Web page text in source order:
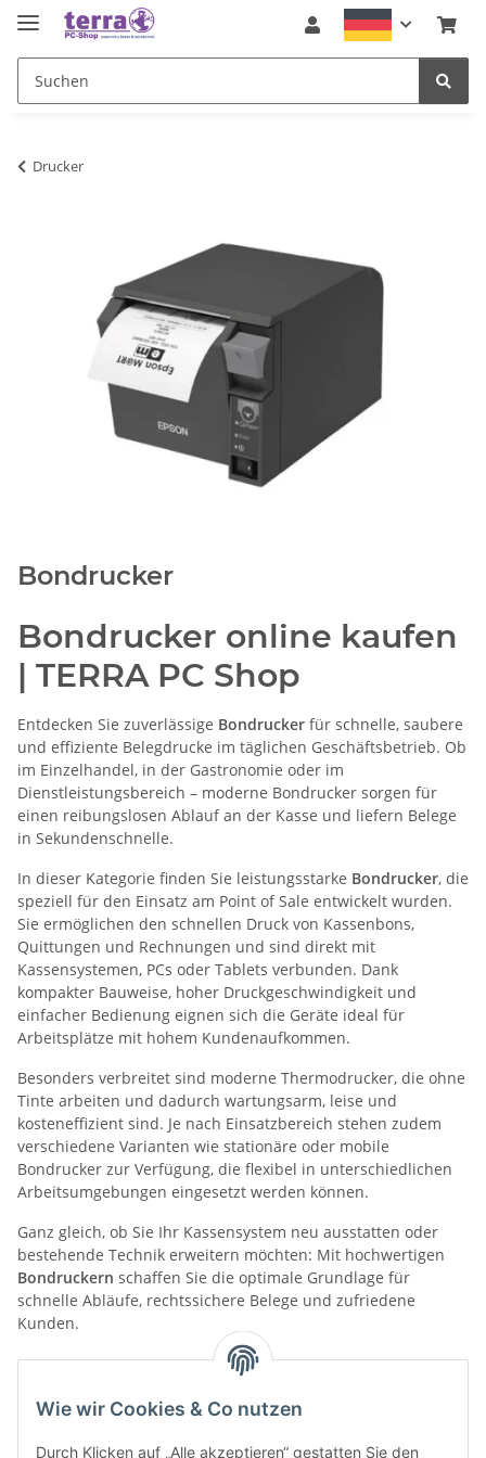
Wie wir Cookies & Co nutzen
Durch Klicken auf „Alle akzeptieren“ gestatten Sie den
Drucker
Bondrucker
Bondrucker online kaufen
| TERRA PC Shop
Entdecken Sie zuverlässige Bondrucker für schnelle, saubere
und effiziente Belegdrucke im täglichen Geschäftsbetrieb. Ob
im Einzelhandel, in der Gastronomie oder im
Dienstleistungsbereich – moderne Bondrucker sorgen für
einen reibungslosen Ablauf an der Kasse und liefern Belege
in Sekundenschnelle.
In dieser Kategorie finden Sie leistungsstarke Bondrucker, die
speziell für den Einsatz am Point of Sale entwickelt wurden.
Sie ermöglichen den schnellen Druck von Kassenbons,
Quittungen und Rechnungen und sind direkt mit
Kassensystemen, PCs oder Tablets verbunden. Dank
kompakter Bauweise, hoher Druckgeschwindigkeit und
einfacher Bedienung eignen sich die Geräte ideal für
Arbeitsplätze mit hohem Kundenaufkommen.
Besonders verbreitet sind moderne Thermodrucker, die ohne
Tinte arbeiten und dadurch wartungsarm, leise und
kosteneffizient sind. Je nach Einsatzbereich stehen zudem
verschiedene Varianten wie stationäre oder mobile
Bondrucker zur Verfügung, die flexibel in unterschiedlichen
Arbeitsumgebungen eingesetzt werden können.
Ganz gleich, ob Sie Ihr Kassensystem neu ausstatten oder
bestehende Technik erweitern möchten: Mit hochwertigen
Bondruckern schaffen Sie die optimale Grundlage für
schnelle Abläufe, rechtssichere Belege und zufriedene
Kunden.
Kategorien